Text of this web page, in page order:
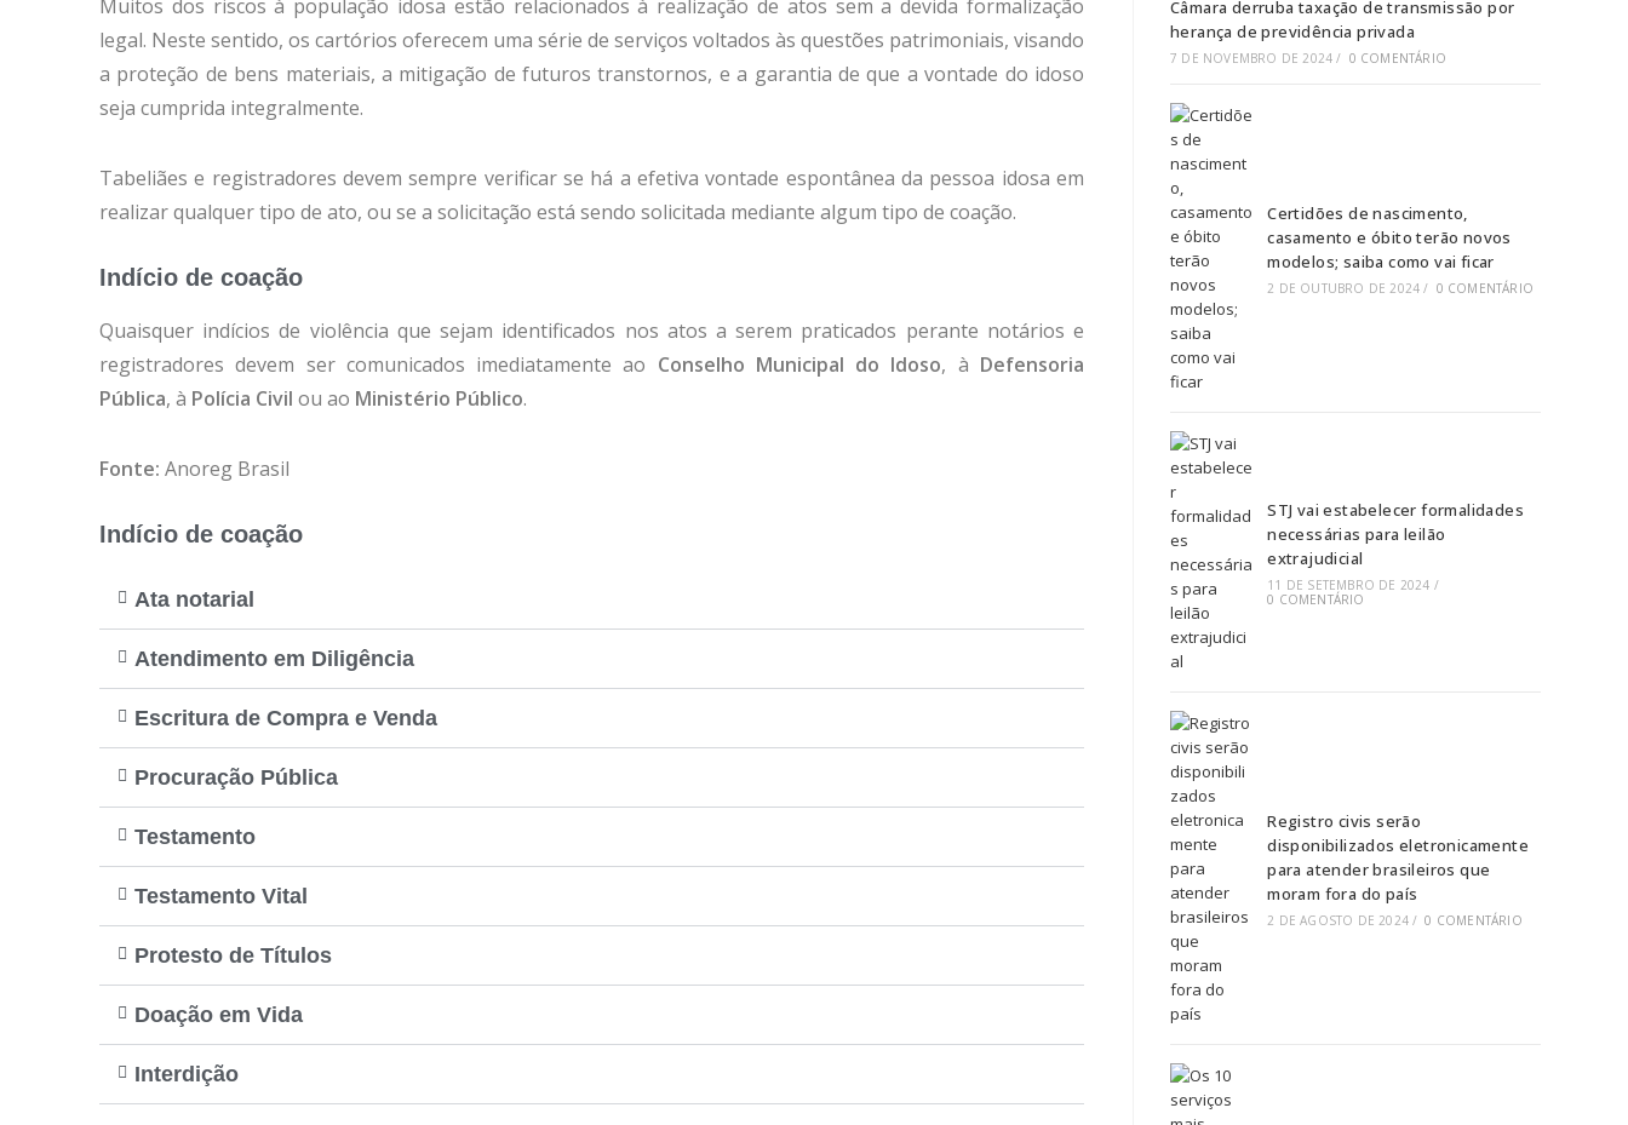
Muitos dos riscos à população idosa estão relacionados à realização de atos sem a devida formalização
legal. Neste sentido, os cartórios oferecem uma série de serviços voltados às questões patrimoniais, visando
a proteção de bens materiais, a mitigação de futuros transtornos, e a garantia de que a vontade do idoso
seja cumprida integralmente.
Tabeliães e registradores devem sempre verificar se há a efetiva vontade espontânea da pessoa idosa em
realizar qualquer tipo de ato, ou se a solicitação está sendo solicitada mediante algum tipo de coação.
Indício de coação
Quaisquer indícios de violência que sejam identificados nos atos a serem praticados perante notários e
registradores devem ser comunicados imediatamente ao Conselho Municipal do Idoso, à Defensoria
Pública, à Polícia Civil ou ao Ministério Público.
Fonte: Anoreg Brasil
Indício de coação
Ata notarial
Atendimento em Diligência
Escritura de Compra e Venda
Procuração Pública
Testamento
Testamento Vital
Protesto de Títulos
Doação em Vida
Interdição
Câmara derruba taxação de transmissão por
herança de previdência privada
7 DE NOVEMBRO DE 2024 / 0 COMENTÁRIO
Certidões de nascimento,
casamento e óbito terão novos
modelos; saiba como vai ficar
2 DE OUTUBRO DE 2024 / 0 COMENTÁRIO
STJ vai estabelecer formalidades
necessárias para leilão
extrajudicial
11 DE SETEMBRO DE 2024 /
0 COMENTÁRIO
Registro civis serão
disponibilizados eletronicamente
para atender brasileiros que
moram fora do país
2 DE AGOSTO DE 2024 / 0 COMENTÁRIO